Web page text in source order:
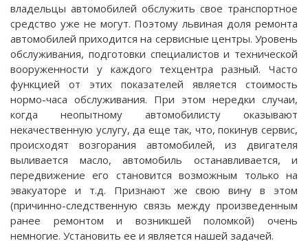
владельцы автомобилей обслужить свое транспортное
средство уже не могут. Поэтому львиная доля ремонта
автомобилей приходится на сервисные центры. Уровень
обслуживания, подготовки специалистов и технической
вооруженности у каждого техцентра разный. Часто
функцией от этих показателей является стоимость
нормо-часа обслуживания. При этом нередки случаи,
когда неопытному автомобилисту оказывают
некачественную услугу, да еще так, что, покинув сервис,
происходят возгорания автомобилей, из двигателя
выливается масло, автомобиль останавливается, и
передвижение его становится возможным только на
эвакуаторе и т.д. Признают же свою вину в этом
(причинно-следственную связь между произведенным
ранее ремонтом и возникшей поломкой) очень
немногие. Установить ее и является нашей задачей.